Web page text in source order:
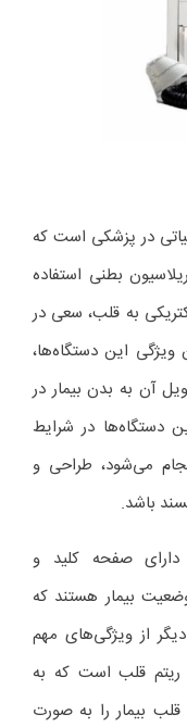
در پزشکی است که
بطنی استفاده
به قلب، سعی در
ویژگی این دستگاه‌ها،
آن به بدن بیمار در
دستگاه‌ها در شرایط
می‌شود، طراحی و
باشد.
دارای صفحه کلید و
بیمار هستند که
از ویژگی‌های مهم
ریتم قلب است که به
بیمار را به صورت